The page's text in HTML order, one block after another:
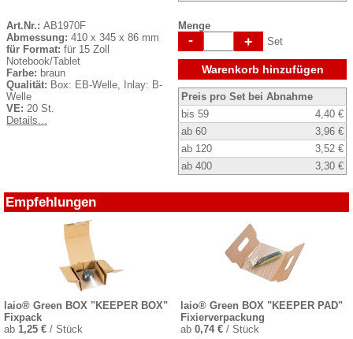
Art.Nr.: AB1970F
Abmessung: 410 x 345 x 86 mm
für Format: für 15 Zoll
Notebook/Tablet
Farbe: braun
Qualität: Box: EB-Welle, Inlay: B-
Welle
VE: 20 St.
Details...
Menge
- + Set
Warenkorb hinzufügen
Preis pro Set bei Abnahme
bis 59
4,40 €
ab 60
3,96 €
ab 120
3,52 €
ab 400
3,30 €
Empfehlungen
laio® Green BOX "KEEPER BOX"
Fixpack
ab 1,25 € / Stück
laio® Green BOX "KEEPER PAD"
Fixierverpackung
ab 0,74 € / Stück